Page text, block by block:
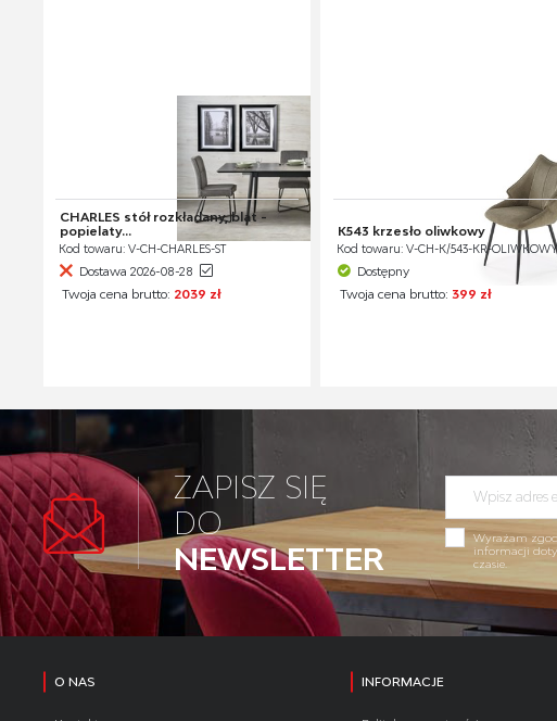
CHARLES stół rozkładany, blat -
popielaty...
Kod towaru: V-CH-CHARLES-ST
Dostawa 2026-08-28
Twoja cena brutto: 2039 zł
K543 krzesło oliwkowy
Kod towaru: V-CH-K/543-KR-
Dostępny
Twoja cena brutto:399 zł
ZAPISZ SIĘ
DO
NEWSLETTER
Wyrażam
informacji
czasie.
O NAS INFORMACJE